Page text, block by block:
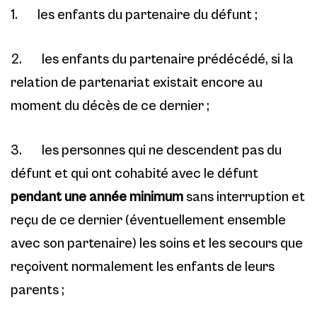
1. les enfants du partenaire du défunt ;
2. les enfants du partenaire prédécédé, si la
relation de partenariat existait encore au
moment du décès de ce dernier ;
3. les personnes qui ne descendent pas du
défunt et qui ont cohabité avec le défunt
pendant une année minimumsans interruption et
reçu de ce dernier (éventuellement ensemble
avec son partenaire) les soins et les secours que
reçoivent normalement les enfants de leurs
parents ;